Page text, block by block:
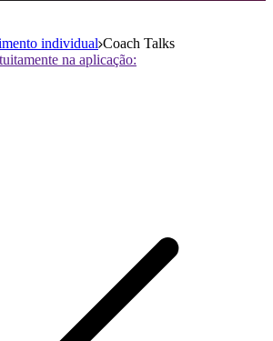
individual Coach Talks
na aplicação: